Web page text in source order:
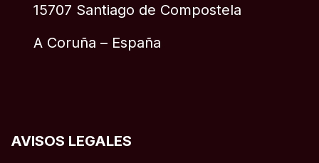
15707 Santiago de Compostela
A Coruña – España
AVISOS LEGALES